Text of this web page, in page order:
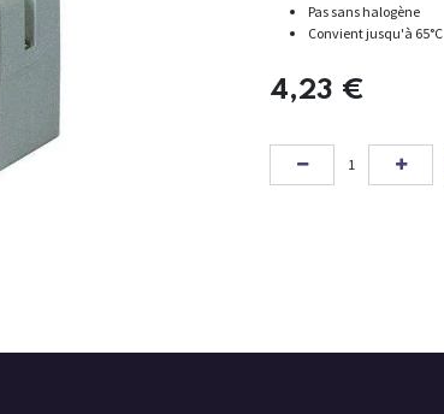
Pas sans halogène
Convient jusqu'à 65°C
4,23 €